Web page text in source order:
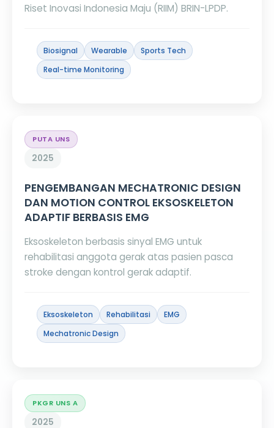
Riset Inovasi Indonesia Maju (RIIM) BRIN-LPDP.
Biosignal Wearable
Sports Tech
Real-time Monitoring
PUTA UNS
2025
PENGEMBANGAN MECHATRONIC DESIGN
DAN MOTION CONTROL EKSOSKELETON
ADAPTIF BERBASIS EMG
Eksoskeleton berbasis sinyal EMG untuk
rehabilitasi anggota gerak atas pasien pasca
stroke dengan kontrol gerak adaptif.
Eksoskeleton Rehabilitasi
EMG
Mechatronic Design
PKGR UNS A
2025